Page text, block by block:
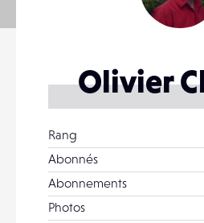
Olivier
Rang
Abonnés
Abonnements
Photos